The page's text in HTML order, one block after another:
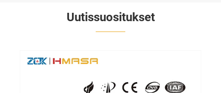
Uutissuositukset